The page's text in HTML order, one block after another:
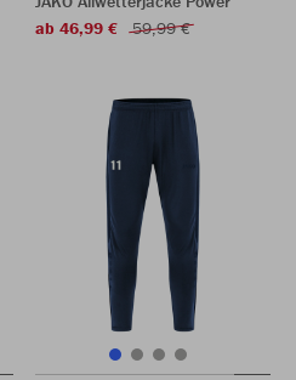
ab 46,99 €
59,99 €